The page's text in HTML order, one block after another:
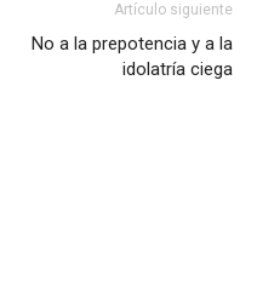
Artículo siguiente
No a la prepotencia y a la
idolatría ciega